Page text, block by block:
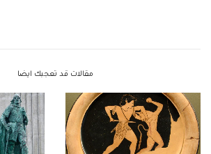
مقالات قد تعجبك ايضا